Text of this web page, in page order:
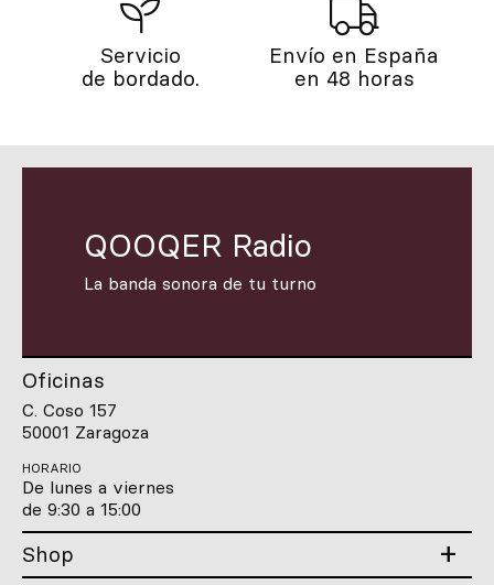
Servicio
de bordado.
Envío en España
en 48 horas
QOOQER Radio
La banda sonora de tu turno
Oficinas
C. Coso 157
50001 Zaragoza
HORARIO
De lunes a viernes
de 9:30 a 15:00
Shop